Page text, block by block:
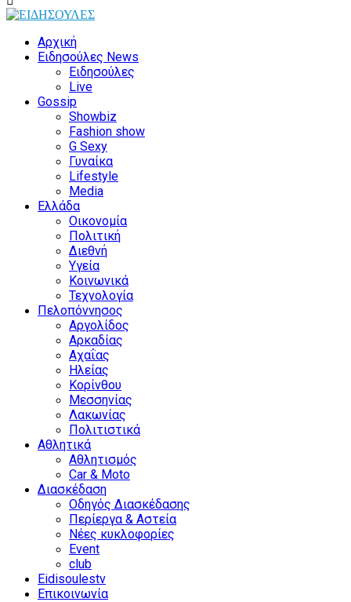
Αρχική
Ειδησούλες News
Ειδησούλες
Live
Gossip
Showbiz
Fashion show
G Sexy
Γυναίκα
Lifestyle
Media
Ελλάδα
Οικονομία
Πολιτική
Διεθνή
Υγεία
Κοινωνικά
Τεχνολογία
Πελοπόννησος
Αργολίδος
Αρκαδίας
Αχαΐας
Ηλείας
Κορίνθου
Μεσσηνίας
Λακωνίας
Πολιτιστικά
Αθλητικά
Αθλητισμός
Car & Moto
Διασκέδαση
Οδηγός Διασκέδασης
Περίεργα & Αστεία
Νέες κυκλοφορίες
Event
club
Eidisoulestv
Επικοινωνία